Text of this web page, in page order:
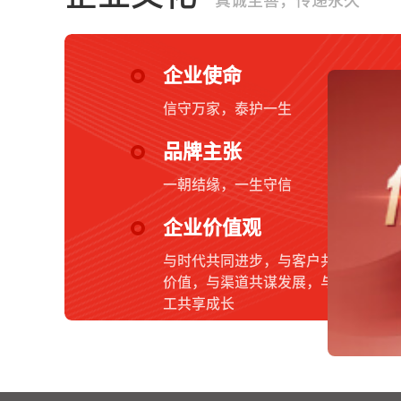
企业使命
信守万家，泰护一生
品牌主张
一朝结缘，一生守信
企业价值观
与时代共同进步，与客户共创
价值，与渠道共谋发展，与员
工共享成长